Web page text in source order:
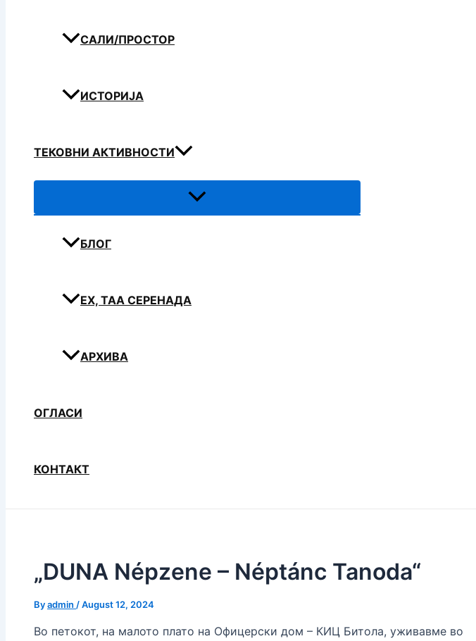
САЛИ/ПРОСТОР
ИСТОРИЈА
ТЕКОВНИ АКТИВНОСТИ
БЛОГ
ЕХ, ТАА СЕРЕНАДА
АРХИВА
ОГЛАСИ
КОНТАКТ
„DUNA Népzene – Néptánc Tanoda“
Byadmin /August 12, 2024
Во петокот, на малото плато на Офицерски дом – КИЦ Битола, уживавме во